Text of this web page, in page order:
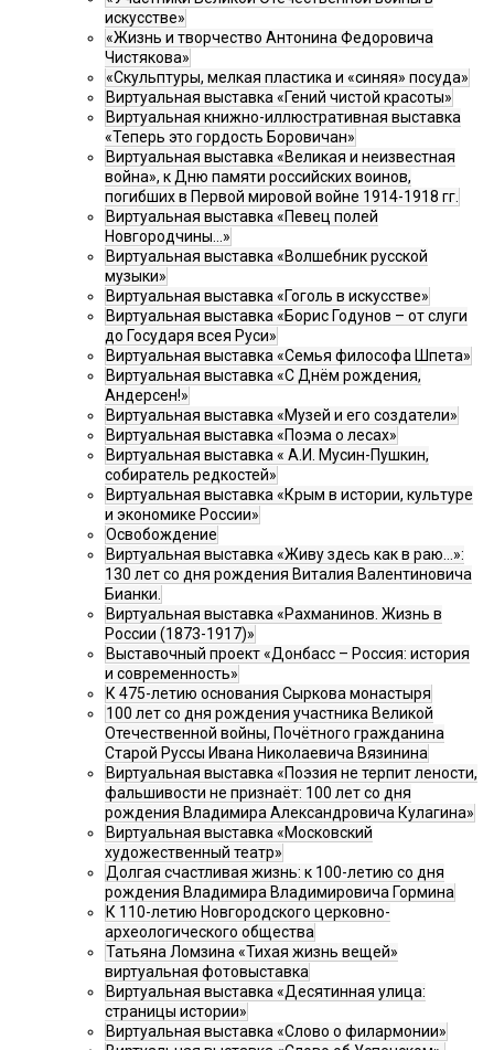
искусстве»
«Жизнь и творчество Антонина Федоровича
Чистякова»
«Скульптуры, мелкая пластика и «синяя» посуда»
Виртуальная выставка «Гений чистой красоты»
Виртуальная книжно-иллюстративная выставка
«Теперь это гордость Боровичан»
Виртуальная выставка «Великая и неизвестная
война», к Дню памяти российских воинов,
погибших в Первой мировой войне 1914-1918 гг.
Виртуальная выставка «Певец полей
Новгородчины…»
Виртуальная выставка «Волшебник русской
музыки»
Виртуальная выставка «Гоголь в искусстве»
Виртуальная выставка «Борис Годунов – от слуги
до Государя всея Руси»
Виртуальная выставка «Семья философа Шпета»
Виртуальная выставка «С Днём рождения,
Андерсен!»
Виртуальная выставка «Музей и его создатели»
Виртуальная выставка «Поэма о лесах»
Виртуальная выставка « А.И. Мусин-Пушкин,
собиратель редкостей»
Виртуальная выставка «Крым в истории, культуре
и экономике России»
Освобождение
Виртуальная выставка «Живу здесь как в раю…»:
130 лет со дня рождения Виталия Валентиновича
Бианки.
Виртуальная выставка «Рахманинов. Жизнь в
России (1873-1917)»
Выставочный проект «Донбасс – Россия: история
и современность»
К 475-летию основания Сыркова монастыря
100 лет со дня рождения участника Великой
Отечественной войны, Почётного гражданина
Старой Руссы Ивана Николаевича Вязинина
Виртуальная выставка «Поэзия не терпит лености,
фальшивости не признаёт: 100 лет со дня
рождения Владимира Александровича Кулагина»
Виртуальная выставка «Московский
художественный театр»
Долгая счастливая жизнь: к 100-летию со дня
рождения Владимира Владимировича Гормина
К 110-летию Новгородского церковно-
археологического общества
Татьяна Ломзина «Тихая жизнь вещей»
виртуальная фотовыставка
Виртуальная выставка «Десятинная улица:
страницы истории»
Виртуальная выставка «Слово о филармонии»